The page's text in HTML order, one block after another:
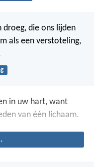
droeg, die ons lijden
als een verstoteling,
in uw hart, want
van één lichaam.